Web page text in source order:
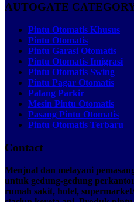
AUTOGATE
Pintu Otomatis Khusus
Pintu Otomatis
Pintu Garasi Otomatis
Pintu Otomatis Imigrasi
Pintu Otomatis Swing
Pintu Pagar Otomatis
Palang Parkir
Mesin Pintu Otomatis
Pasang Pintu Otomatis
Pintu Otomatis Terbaru
Contact
Menjual dan melayani
untuk gedung-gedung
rumah sakit, hotel,